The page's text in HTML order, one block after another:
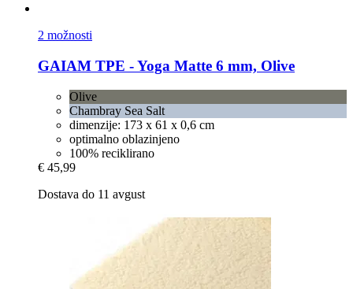
2 možnosti
GAIAM TPE -​ Yoga Matte 6 mm, Olive
Olive
Chambray Sea Salt
dimenzije: 173 x 61 x 0,6 cm
optimalno oblazinjeno
100% reciklirano
€ 45,99
Dostava do 11 avgust